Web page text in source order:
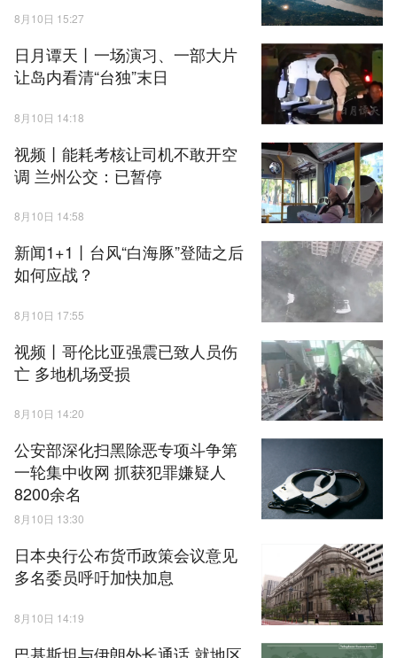
8月10日 15:27
日月谭天丨一场演习、一部大片
让岛内看清“台独”末日
8月10日 14:18
视频丨能耗考核让司机不敢开空
调 兰州公交：已暂停
8月10日 14:58
新闻1+1丨台风“白海豚”登陆之后
如何应战？
8月10日 17:55
视频丨哥伦比亚强震已致人员伤
亡 多地机场受损
8月10日 14:20
公安部深化扫黑除恶专项斗争第
一轮集中收网 抓获犯罪嫌疑人
8200余名
8月10日 13:30
日本央行公布货币政策会议意见
多名委员呼吁加快加息
8月10日 14:19